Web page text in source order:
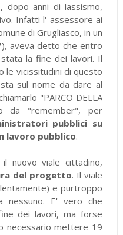
dopo anni di lassismo,
Infatti l' assessore ai
di Grugliasco, in un
aveva detto che entro
la fine dei lavori. Il
le vicissitudini di questo
sul nome da dare al
"PARCO DELLA
da "remember", per
pubblici su
lavoro pubblico.
nuovo viale cittadino,
del progetto. Il viale
e purtroppo
nessuno. E' vero che
dei lavori, ma forse
necessario mettere 19